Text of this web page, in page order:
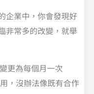
企業中，你會發現好
非常多的改變，就舉
更為每個月一次
，沒辦法像既有合作